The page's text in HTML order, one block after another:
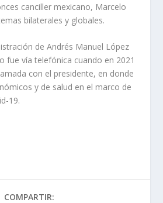
canciller mexicano, Marcelo
bilaterales y globales.
de Andrés Manuel López
fue vía telefónica cuando en 2021
con el presidente, en donde
y de salud en el marco de
19.
COMPARTIR: